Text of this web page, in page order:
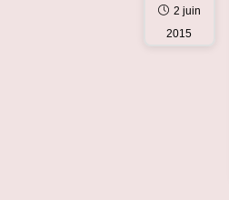
2 juin
2015